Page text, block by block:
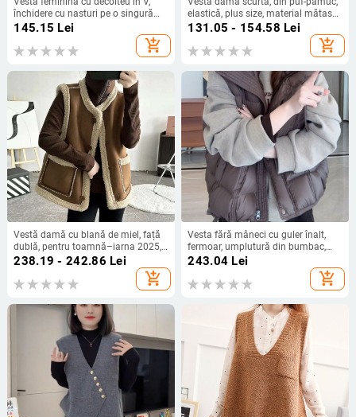
închidere cu nasturi pe o singură
linie, lungime scurtă, model 3D,
145.15 Lei
add_shopping_cart
elastică, plus size, material mătase
lapte
131.05 - 154.58 Lei
add_shopping_cart
Vestă damă cu blană de miel, față
dublă, pentru toamnă–iarna 2025,
croială lejeră, caldă, închidere cu
nasturi pe o linie, cu două buzunare
238.19 - 242.86 Lei
add_shopping_cart
Vesta fără mâneci cu guler înalt,
fermoar, umplutură din bumbac,
material poliester, lungime standard
243.04 Lei
add_shopping_cart